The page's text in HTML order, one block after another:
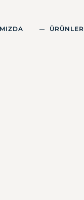
ÜRÜNLER